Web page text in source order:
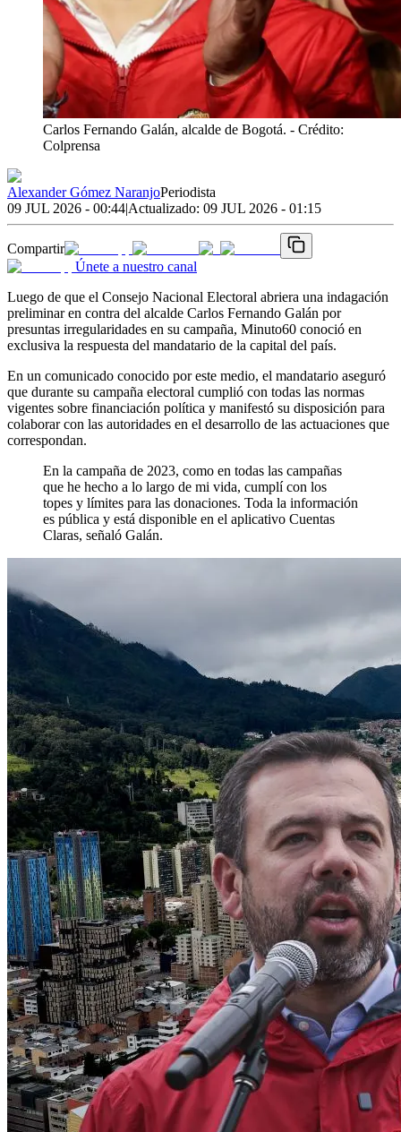
Carlos Fernando Galán, alcalde de Bogotá. - Crédito:
Colprensa
Alexander Gómez NaranjoPeriodista
09 JUL 2026 - 00:44|Actualizado: 09 JUL 2026 - 01:15
Compartir
Únete a nuestro canal
Luego de que el Consejo Nacional Electoral abriera una indagación
preliminar en contra del alcalde Carlos Fernando Galán por
presuntas irregularidades en su campaña, Minuto60 conoció en
exclusiva la respuesta del mandatario de la capital del país.
En un comunicado conocido por este medio, el mandatario aseguró
que durante su campaña electoral cumplió con todas las normas
vigentes sobre financiación política y manifestó su disposición para
colaborar con las autoridades en el desarrollo de las actuaciones que
correspondan.
En la campaña de 2023, como en todas las campañas
que he hecho a lo largo de mi vida, cumplí con los
topes y límites para las donaciones. Toda la información
es pública y está disponible en el aplicativo Cuentas
Claras, señaló Galán.